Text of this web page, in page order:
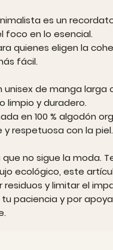
es un
foco en lo esencial.
quienes eligen la
fácil.
unisex de manga
limpio y duradero.
en 100 % algodón
y respetuosa con la piel.
que no sigue la moda.
ecológico, este
residuos y limitar el
tu paciencia y por